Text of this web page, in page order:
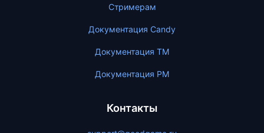
Стримерам
Документация Candy
Документация ТМ
Документация PM
Контакты